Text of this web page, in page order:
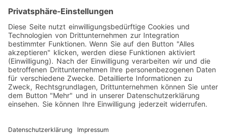
Zahlungsmöglichkeiten
Produkte und Reparaturen bei Abholung im Ladenlokal: Bar,
EC-Cash, Gutschein und auf Rechnung (nur Firmenkunden)
Vor-Ort-Service: Bar und auf Rechnung (Firmenkunden und
Bestandskunden)
Zahlung per Rechnung (Überweisung) generell erst ab 100
€ möglich
Siegen-Eiserfeld: